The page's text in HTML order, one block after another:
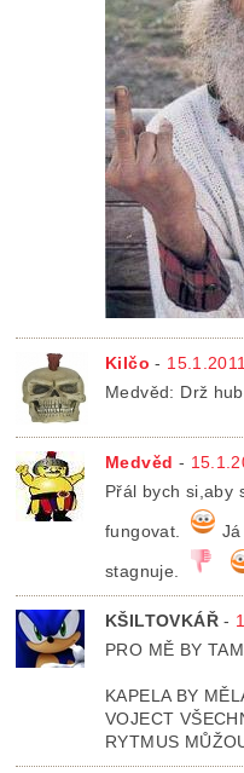
Kilčo -
Medvěd: Drž
Medvěd -
Přál bych si,aby
fungovat.
stagnuje.
KŠILTOVKÁŘ-
PRO MĚ BY
KAPELA BY
VOJECT
RYTMUS